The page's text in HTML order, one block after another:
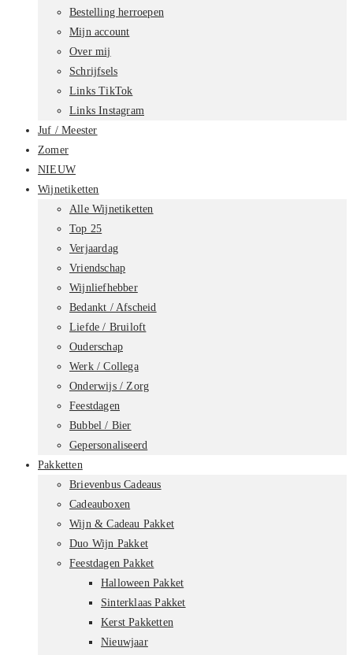
Bestelling herroepen
Mijn account
Over mij
Schrijfsels
Links TikTok
Links Instagram
Juf / Meester
Zomer
NIEUW
Wijnetiketten
Alle Wijnetiketten
Top 25
Verjaardag
Vriendschap
Wijnliefhebber
Bedankt / Afscheid
Liefde / Bruiloft
Ouderschap
Werk / Collega
Onderwijs / Zorg
Feestdagen
Bubbel / Bier
Gepersonaliseerd
Pakketten
Brievenbus Cadeaus
Cadeauboxen
Wijn & Cadeau Pakket
Duo Wijn Pakket
Feestdagen Pakket
Halloween Pakket
Sinterklaas Pakket
Kerst Pakketten
Nieuwjaar